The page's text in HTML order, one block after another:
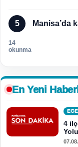
5 Manisa’da
14
okunma
En Yeni
4